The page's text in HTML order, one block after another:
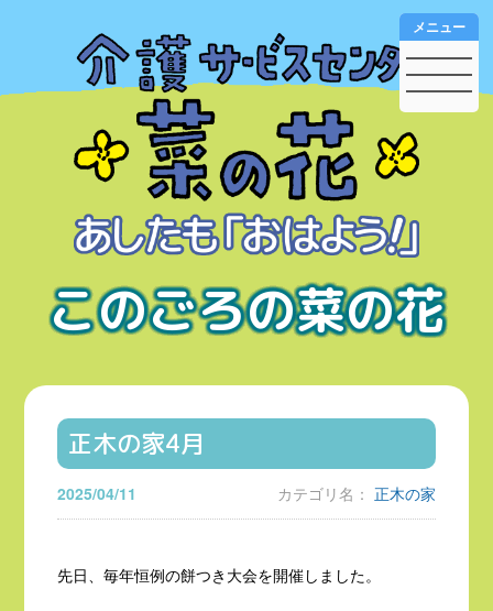
このごろの菜の花
メニュー
正木の家4月
2025/04/11 カテゴリ名： 正木の家
先日、毎年恒例の餅つき大会を開催しました。